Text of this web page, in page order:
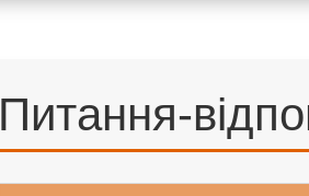
Питання-